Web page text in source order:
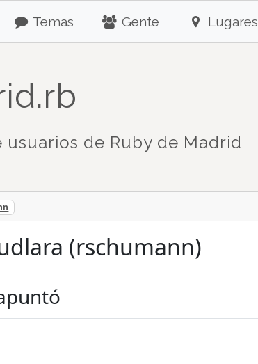
Temas Gente Lugares
usuarios de Ruby de Madrid
(rschumann)